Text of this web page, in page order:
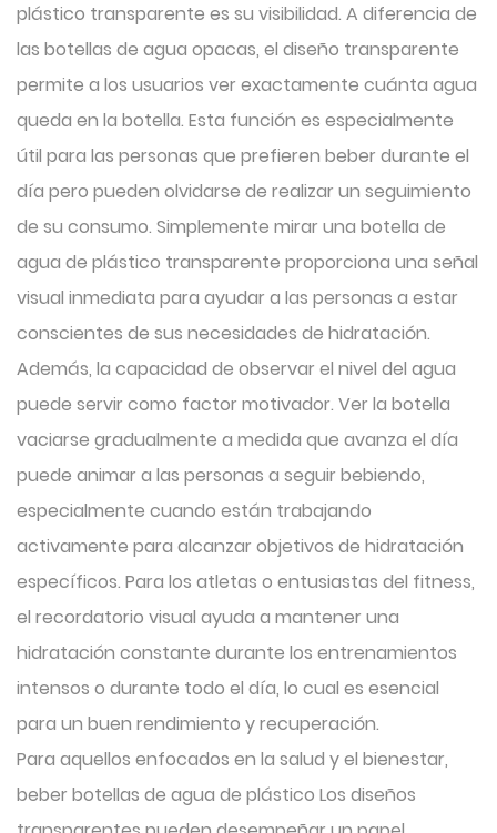
plástico transparente es su visibilidad. A diferencia de
las botellas de agua opacas, el diseño transparente
permite a los usuarios ver exactamente cuánta agua
queda en la botella. Esta función es especialmente
útil para las personas que prefieren beber durante el
día pero pueden olvidarse de realizar un seguimiento
de su consumo. Simplemente mirar una botella de
agua de plástico transparente proporciona una señal
visual inmediata para ayudar a las personas a estar
conscientes de sus necesidades de hidratación.
Además, la capacidad de observar el nivel del agua
puede servir como factor motivador. Ver la botella
vaciarse gradualmente a medida que avanza el día
puede animar a las personas a seguir bebiendo,
especialmente cuando están trabajando
activamente para alcanzar objetivos de hidratación
específicos. Para los atletas o entusiastas del fitness,
el recordatorio visual ayuda a mantener una
hidratación constante durante los entrenamientos
intensos o durante todo el día, lo cual es esencial
para un buen rendimiento y recuperación.
Para aquellos enfocados en la salud y el bienestar,
beber botellas de agua de plástico Los diseños